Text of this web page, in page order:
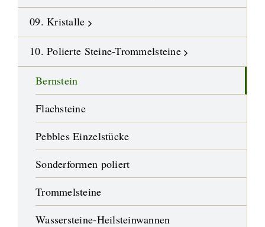
09. Kristalle
10. Polierte Steine-Trommelsteine
Bernstein
Flachsteine
Pebbles Einzelstücke
Sonderformen poliert
Trommelsteine
Wassersteine-Heilsteinwannen